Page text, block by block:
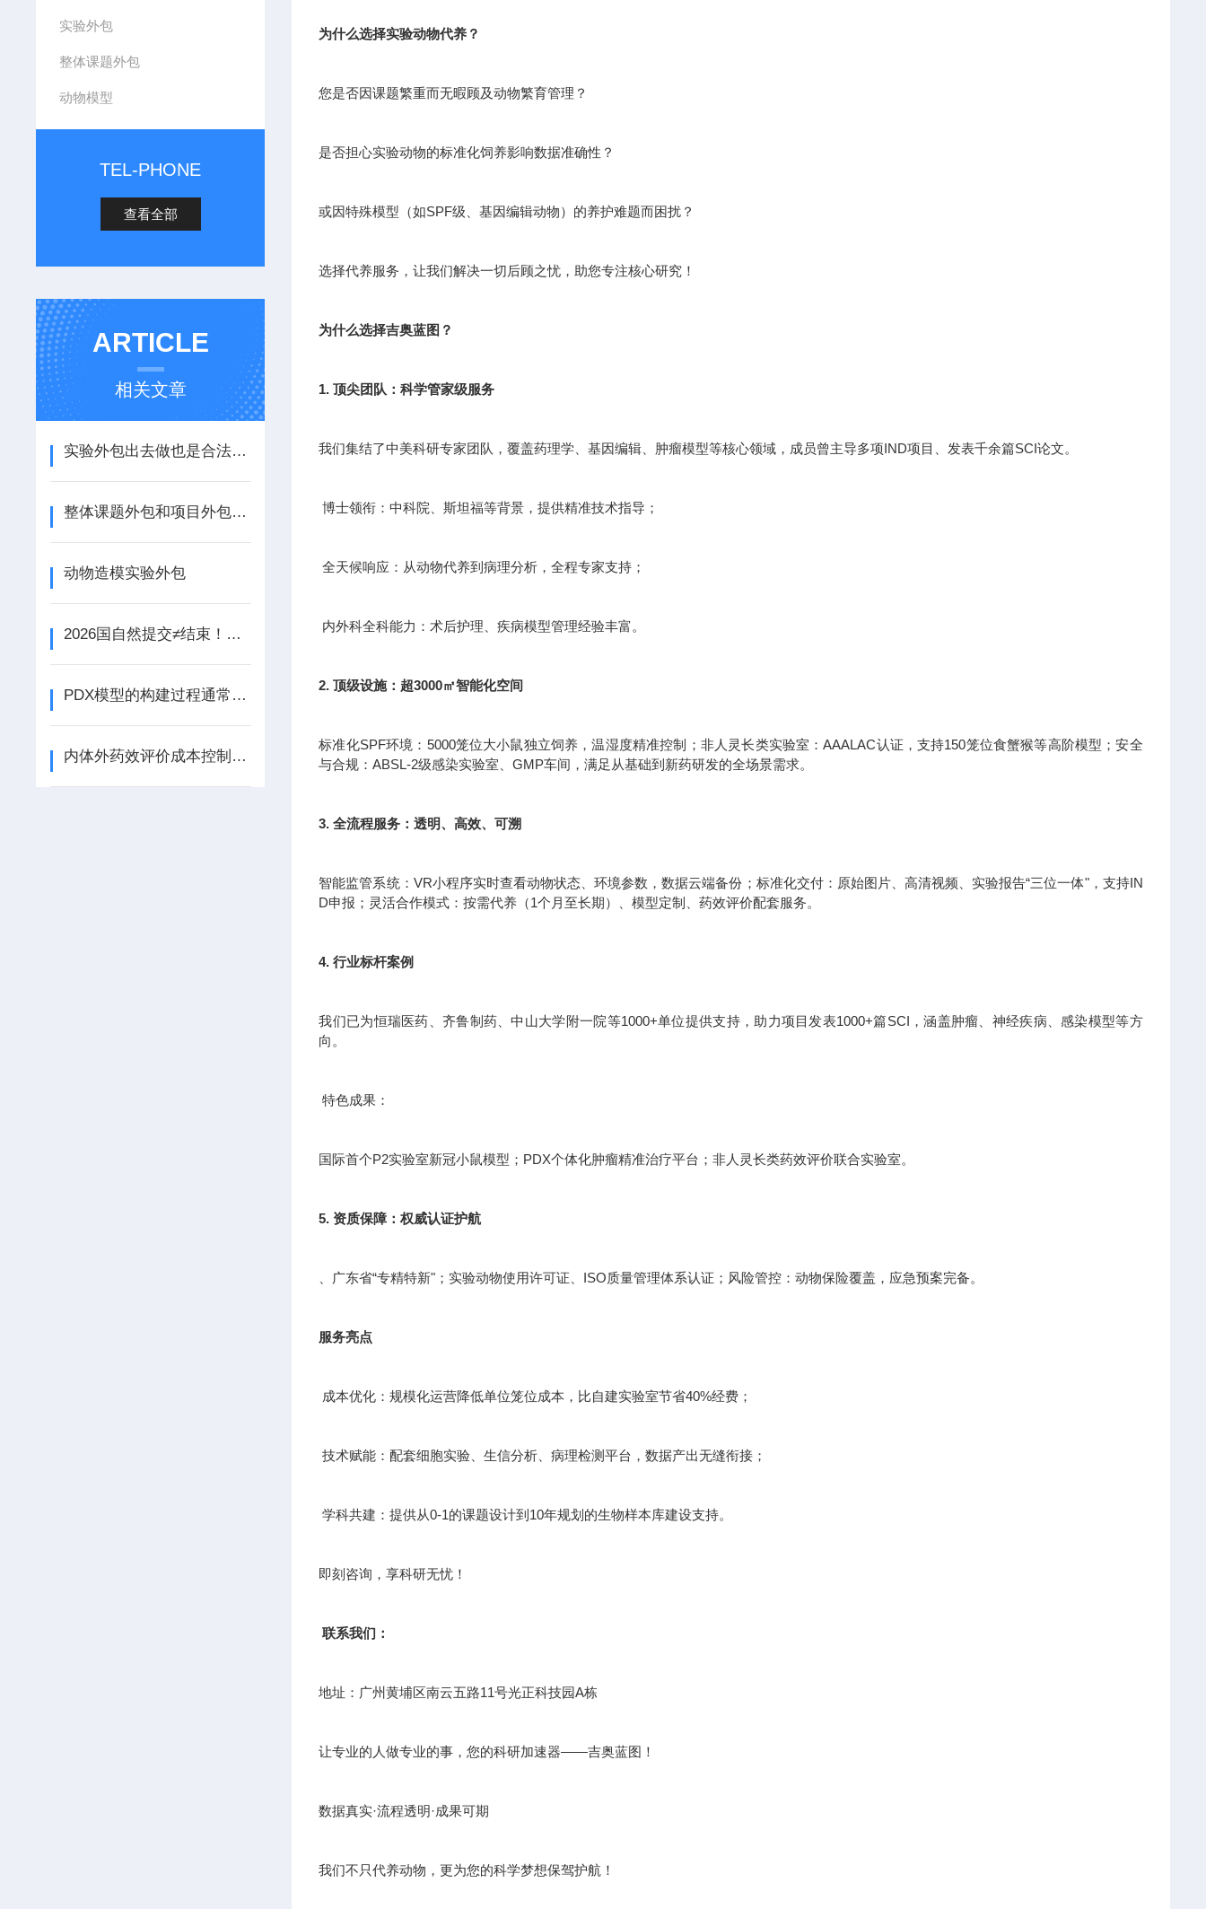
实验外包
整体课题外包
动物模型
TEL-PHONE
查看全部
ARTICLE
相关文章
实验外包出去做也是合法的 您花钱买时间 精力去治病救人
整体课题外包和项目外包-为什么越来越多的企业选择实验外包?
动物造模实验外包
2026国自然提交≠结束！注意：评审期新增“动态报告”，事关立项！
PDX模型的构建过程通常包括以下步骤
内体外药效评价成本控制指南：从高通量筛选到3D生物打印的降本增效路径
为什么选择实验动物代养？
您是否因课题繁重而无暇顾及动物繁育管理？
是否担心实验动物的标准化饲养影响数据准确性？
或因特殊模型（如SPF级、基因编辑动物）的养护难题而困扰？
选择代养服务，让我们解决一切后顾之忧，助您专注核心研究！
为什么选择吉奥蓝图？
1. 顶尖团队：科学管家级服务
我们集结了中美科研专家团队，覆盖药理学、基因编辑、肿瘤模型等核心领域，成员曾主导多项IND项目、发表千余篇SCI论文。
博士领衔：中科院、斯坦福等背景，提供精准技术指导；
全天候响应：从动物代养到病理分析，全程专家支持；
内外科全科能力：术后护理、疾病模型管理经验丰富。
2. 顶级设施：超3000㎡智能化空间
标准化SPF环境：5000笼位大小鼠独立饲养，温湿度精准控制；非人灵长类实验室：AAALAC认证，支持150笼位食蟹猴等高阶模型；安全
与合规：ABSL-2级感染实验室、GMP车间，满足从基础到新药研发的全场景需求。
3. 全流程服务：透明、高效、可溯
智能监管系统：VR小程序实时查看动物状态、环境参数，数据云端备份；标准化交付：原始图片、高清视频、实验报告“三位一体"，支持IN
D申报；灵活合作模式：按需代养（1个月至长期）、模型定制、药效评价配套服务。
4. 行业标杆案例
我们已为恒瑞医药、齐鲁制药、中山大学附一院等1000+单位提供支持，助力项目发表1000+篇SCI，涵盖肿瘤、神经疾病、感染模型等方
向。
特色成果：
国际首个P2实验室新冠小鼠模型；PDX个体化肿瘤精准治疗平台；非人灵长类药效评价联合实验室。
5. 资质保障：权威认证护航
、广东省“专精特新"；实验动物使用许可证、ISO质量管理体系认证；风险管控：动物保险覆盖，应急预案完备。
服务亮点
成本优化：规模化运营降低单位笼位成本，比自建实验室节省40%经费；
技术赋能：配套细胞实验、生信分析、病理检测平台，数据产出无缝衔接；
学科共建：提供从0-1的课题设计到10年规划的生物样本库建设支持。
即刻咨询，享科研无忧！
联系我们：
地址：广州黄埔区南云五路11号光正科技园A栋
让专业的人做专业的事，您的科研加速器——吉奥蓝图！
数据真实·流程透明·成果可期
我们不只代养动物，更为您的科学梦想保驾护航！